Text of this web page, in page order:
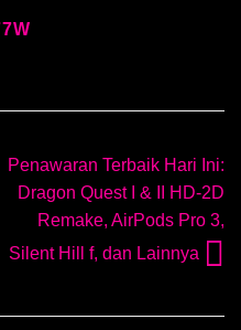
Penawaran Terbaik Hari Ini:
Dragon Quest I & II HD-2D
Remake, AirPods Pro 3,
Silent Hill f, dan Lainnya